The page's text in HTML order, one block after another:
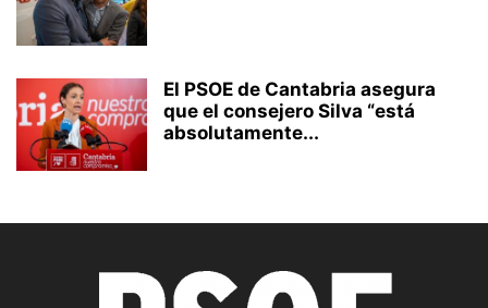
El PSOE de Cantabria asegura
que el consejero Silva “está
absolutamente...